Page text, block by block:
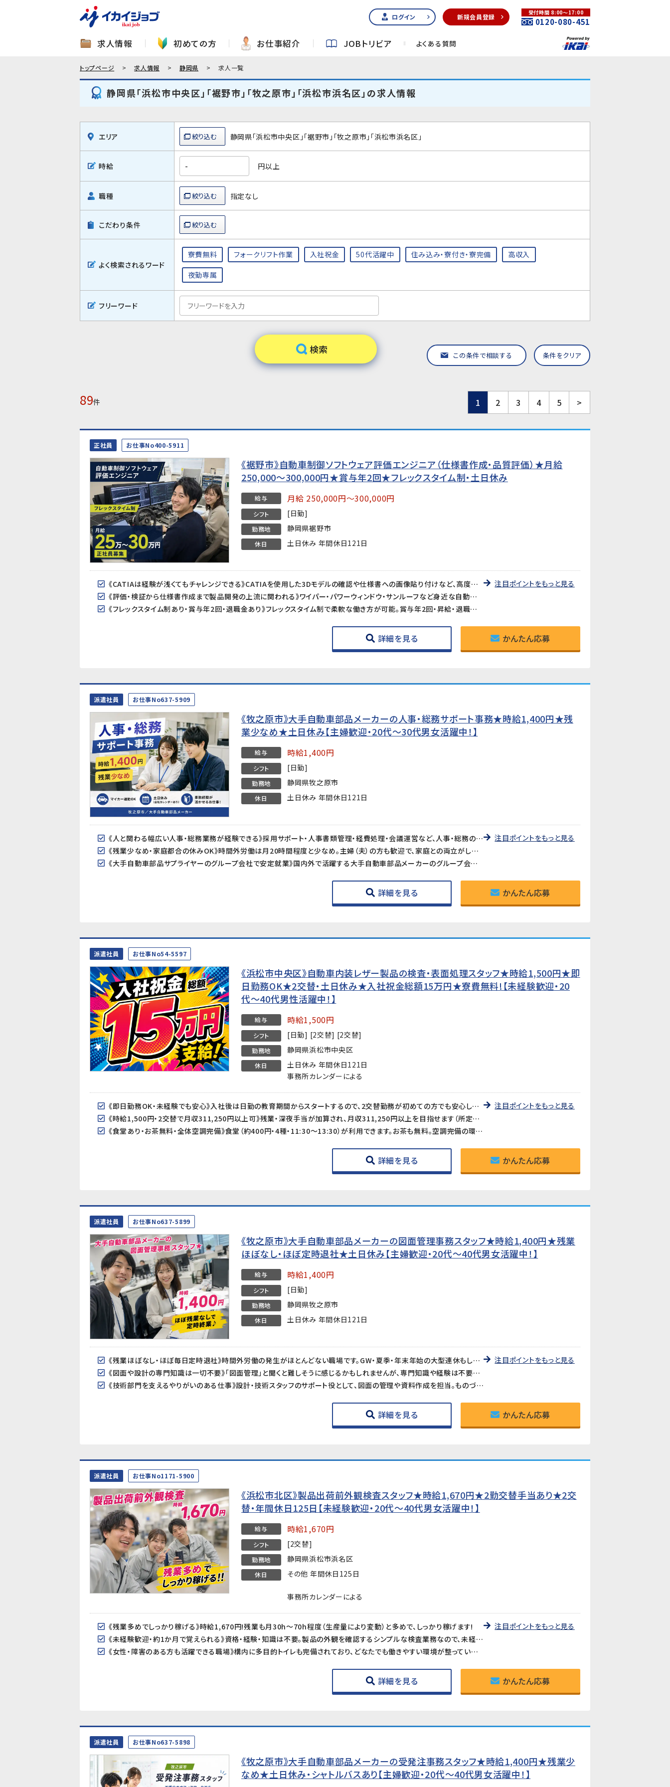
ログイン 新規会員登録
受付時間 8:00～17:00
0120-080-451
求人情報 初めての方 お仕事紹介 JOBトリビア よくある質問
トップページ 求人情報 静岡県 求人一覧
静岡県「浜松市中央区」「裾野市」「牧之原市」「浜松市浜名区」の求人情報
エリア 静岡県「浜松市中央区」「裾野市」「牧之原市」「浜松市浜名区」
時給 円以上
職種 指定なし
こだわり条件
よく検索されるワード
寮費無料 フォークリフト作業 入社祝金 50代活躍中 住み込み・寮付き・寮完備 高収入
夜勤専属
フリーワード
この条件で相談する 条件をクリア
89件 1 2 3 4 5 >
正社員 お仕事No400-5911
《裾野市》自動車制御ソフトウェア評価エンジニア（仕様書作成・品質評価）★月給
250,000〜300,000円★賞与年2回★フレックスタイム制・土日休み
給与 月給 250,000円～300,000円
シフト [日勤]
勤務地 静岡県裾野市
休日 土日休み 年間休日121日
《CATIAは経験が浅くてもチャレンジできる》CATIAを使用した3Dモデルの確認や仕様書への画像貼り付けなど、高度な設計作業ではありません。基本操作は入社後に丁寧に教えてもらえるので、経験が浅い方でも安心です。
《評価・検証から仕様書作成まで製品開発の上流に関われる》ワイパー・パワーウィンドウ・サンルーフなど身近な自動車部品の評価・検証がメイン業務。品質保証や開発エンジニア、PLへのキャリアアップも目指せるポジションです。
《フレックスタイム制あり・賞与年2回・退職金あり》フレックスタイム制で柔軟な働き方が可能。賞与年2回・昇給・退職金と待遇も充実。正社員として安定したキャリアを築けます。
注目ポイントをもっと見る
詳細を見る かんたん応募
派遣社員 お仕事No637-5909
《牧之原市》大手自動車部品メーカーの人事・総務サポート事務★時給1,400円★残
業少なめ★土日休み【主婦歓迎・20代〜30代男女活躍中！】
給与 時給1,400円
シフト [日勤]
勤務地 静岡県牧之原市
休日 土日休み 年間休日121日
《人と関わる幅広い人事・総務業務が経験できる》採用サポート・人事書類管理・経費処理・会議運営など、人事・総務の仕事を幅広く経験できるポジションです。社会人としてのスキルを活かしながら、さらに成長できる環境です。
《残業少なめ・家庭都合の休みOK》時間外労働は月20時間程度と少なめ。主婦（夫）の方も歓迎で、家庭との両立がしやすい環境です。
《大手自動車部品サプライヤーのグループ会社で安定就業》国内外で活躍する大手自動車部品メーカーのグループ会社でのお仕事です。安定した環境で長期的に働けます。
注目ポイントをもっと見る
詳細を見る かんたん応募
派遣社員 お仕事No54-5597
《浜松市中央区》自動車内装レザー製品の検査・表面処理スタッフ★時給1,500円★即
日勤務OK★2交替・土日休み★入社祝金総額15万円★寮費無料!【未経験歓迎・20
代〜40代男性活躍中！】
給与 時給1,500円
シフト [日勤] [2交替] [2交替]
勤務地 静岡県浜松市中央区
休日
土日休み 年間休日121日
事務所カレンダーによる
《即日勤務OK・未経験でも安心》入社後は日勤の教育期間からスタートするので、2交替勤務が初めての方でも安心してスタートできます。工場未経験の方も大歓迎です。
《時給1,500円・2交替で月収311,250円以上可》残業・深夜手当が加算され、月収311,250円以上を目指せます（所定21.25日・残業25h・深夜25hの場合）。
《食堂あり・お茶無料・全体空調完備》食堂（約400円・4種・11:30〜13:30）が利用できます。お茶も無料。空調完備の環境ですが、作業場によっては暑さを感じる場合があります。
注目ポイントをもっと見る
詳細を見る かんたん応募
派遣社員 お仕事No637-5899
《牧之原市》大手自動車部品メーカーの図面管理事務スタッフ★時給1,400円★残業
ほぼなし・ほぼ定時退社★土日休み【主婦歓迎・20代〜40代男女活躍中！】
給与 時給1,400円
シフト [日勤]
勤務地 静岡県牧之原市
休日 土日休み 年間休日121日
《残業ほぼなし・ほぼ毎日定時退社》時間外労働の発生がほとんどない職場です。GW・夏季・年末年始の大型連休もしっかりあり、プライベートや家庭との両立を重視したい方に最適です。
《図面や設計の専門知識は一切不要》「図面管理」と聞くと難しそうに感じるかもしれませんが、専門知識や経験は不要です。Excelの基本操作とメール対応ができれば、未経験からスタートできます。
《技術部門を支えるやりがいのある仕事》設計・技術スタッフのサポート役として、図面の管理や資料作成を担当。ものづくりの現場を縁の下で支える充実感が得られるポジションです。
注目ポイントをもっと見る
詳細を見る かんたん応募
派遣社員 お仕事No1171-5900
《浜松市北区》製品出荷前外観検査スタッフ★時給1,670円★2勤交替手当あり★2交
替・年間休日125日【未経験歓迎・20代〜40代男女活躍中！】
給与 時給1,670円
シフト [2交替]
勤務地 静岡県浜松市浜名区
休日 その他 年間休日125日
事務所カレンダーによる
《残業多めでしっかり稼げる》時給1,670円!残業も月30h～70h程度（生産量により変動）と多めで、しっかり稼げます!
《未経験歓迎・約1か月で覚えられる》資格・経験・知識は不要。製品の外観を確認するシンプルな検査業務なので、未経験からでも約1か月でしっかり習得できます。
《女性・障害のある方も活躍できる職場》構内に多目的トイレも完備されており、どなたでも働きやすい環境が整っています。
注目ポイントをもっと見る
詳細を見る かんたん応募
派遣社員 お仕事No637-5898
《牧之原市》大手自動車部品メーカーの受発注事務スタッフ★時給1,400円★残業少
なめ★土日休み・シャトルバスあり【主婦歓迎・20代〜40代男女活躍中！】